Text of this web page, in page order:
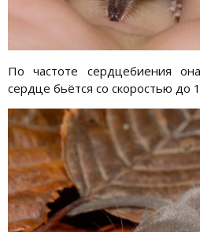
По частоте сердцебиения
сердце бьётся со скоростью до